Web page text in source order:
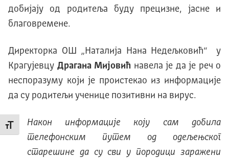
Промени величину слова
добијају од родитеља буду прецизне, јасне и
благовремене.
Директорка ОШ „Наталија Нана Недељковић“ у
Крагујевцу Драгана Мијовић навела је да је реч о
неспоразуму који је проистекао из информације
да су родитељи ученице позитивни на вирус.
Након информације коју сам добила
телефонским путем од одељењског
старешине да су сви у породици заражени